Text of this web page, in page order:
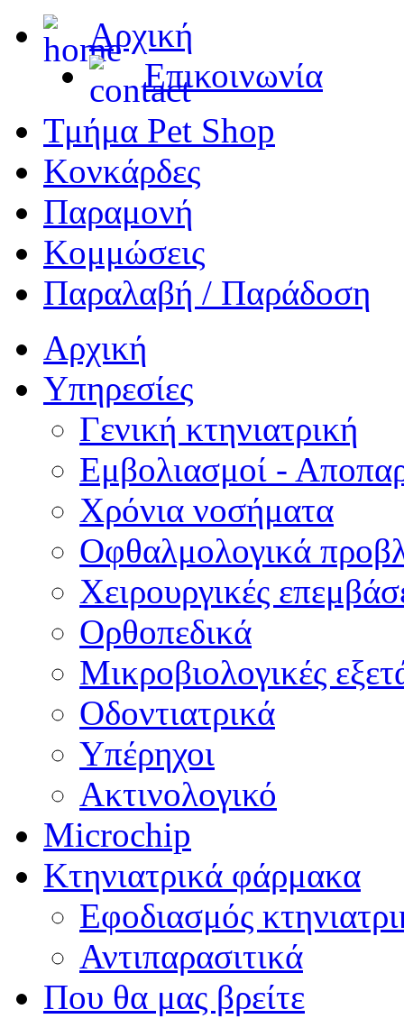
Αρχική
Επικοινωνία
Τμήμα Pet Shop
Κονκάρδες
Παραμονή
Κομμώσεις
Παραλαβή / Παράδοση
Αρχική
Υπηρεσίες
Γενική κτηνιατρική
Εμβολιασμοί -
Χρόνια νοσήματα
Οφθαλμολογικά
Χειρουργικές
Ορθοπεδικά
Μικροβιολογικές
Οδοντιατρικά
Υπέρηχοι
Ακτινολογικό
Microchip
Κτηνιατρικά φάρμακα
Εφοδιασμός
Αντιπαρασιτικά
Που θα μας βρείτε